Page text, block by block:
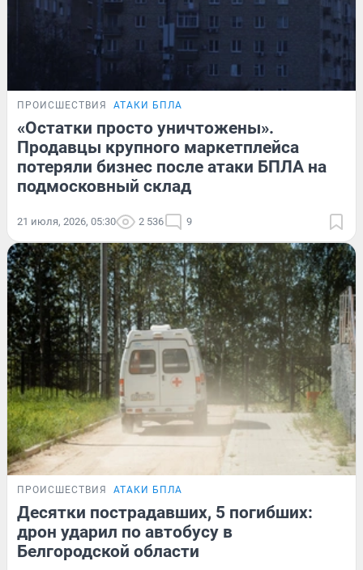
ПРОИСШЕСТВИЯ АТАКИ БПЛА
«Остатки просто уничтожены».
Продавцы крупного маркетплейса
потеряли бизнес после атаки БПЛА на
подмосковный склад
21 июля, 2026, 05:30 2 536 9
ПРОИСШЕСТВИЯ АТАКИ БПЛА
Десятки пострадавших, 5 погибших:
дрон ударил по автобусу в
Белгородской области